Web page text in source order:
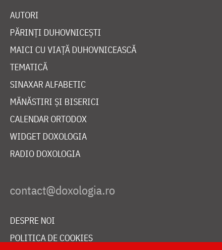
AUTORI
PĂRINȚI DUHOVNICEȘTI
MAICI CU VIAȚĂ DUHOVNICEASCĂ
TEMATICĂ
SINAXAR ALFABETIC
MĂNĂSTIRI ȘI BISERICI
CALENDAR ORTODOX
WIDGET DOXOLOGIA
RADIO DOXOLOGIA
DESPRE NOI
POLITICA DE COOKIES